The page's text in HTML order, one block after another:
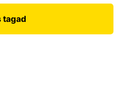
tagad